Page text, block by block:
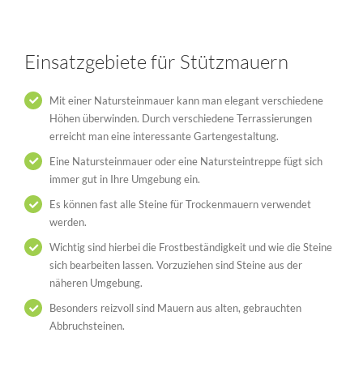
Einsatzgebiete für Stützmauern
Mit einer Natursteinmauer kann man elegant verschiedene
Höhen überwinden. Durch verschiedene Terrassierungen
erreicht man eine interessante Gartengestaltung.
Eine Natursteinmauer oder eine Natursteintreppe fügt sich
immer gut in Ihre Umgebung ein.
Es können fast alle Steine für Trockenmauern verwendet
werden.
Wichtig sind hierbei die Frostbeständigkeit und wie die Steine
sich bearbeiten lassen. Vorzuziehen sind Steine aus der
näheren Umgebung.
Besonders reizvoll sind Mauern aus alten, gebrauchten
Abbruchsteinen.